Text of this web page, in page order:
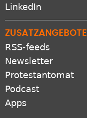
LinkedIn
ZUSATZANGEBOTE
RSS-feeds
Newsletter
Protestantomat
Podcast
Apps